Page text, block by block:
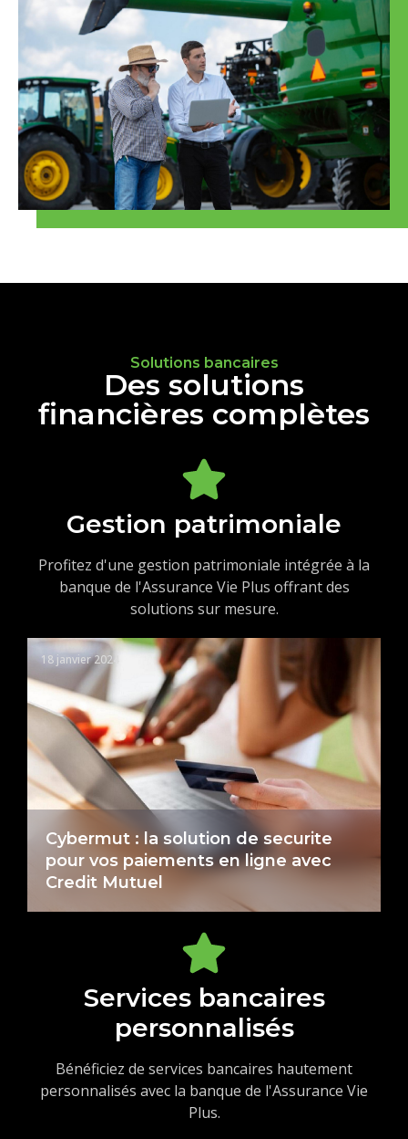
Solutions bancaires
Des solutions
financières complètes
Gestion patrimoniale
Profitez d'une gestion patrimoniale intégrée à la
banque de l'Assurance Vie Plus offrant des
solutions sur mesure.
18 janvier 2024
Cybermut : la solution de securite
pour vos paiements en ligne avec
Credit Mutuel
Services bancaires
personnalisés
Bénéficiez de services bancaires hautement
personnalisés avec la banque de l'Assurance Vie
Plus.